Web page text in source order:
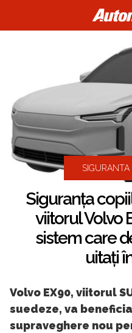
SIGURANTA
Siguranța
viitorul Volvo
sistem care
uitați
Volvo EX90, viitorul
suedeze, va
supraveghere nou